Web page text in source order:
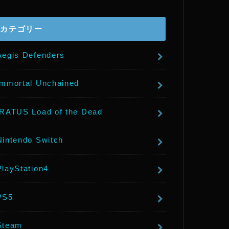
カテゴリー
Defenders
Unchained
Load of the Dead
Switch